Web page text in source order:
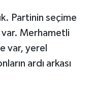
Partinin seçime
Merhametli
var, yerel
ardı arkası